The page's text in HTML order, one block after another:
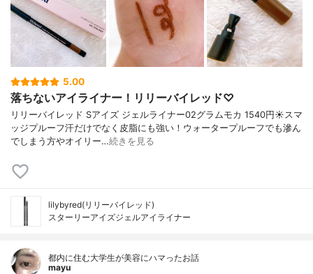
5.00
落ちないアイライナー！リリーバイレッド♡
リリーバイレッド Sアイズ ジェルライナー02グラムモカ 1540円☀️スマ
ッジプルーフ汗だけでなく皮脂にも強い！ウォータープルーフでも滲ん
でしまう方やオイリー…続きを見る
lilybyred(リリーバイレッド)
スターリーアイズジェルアイライナー
都内に住む大学生が美容にハマったお話
mayu